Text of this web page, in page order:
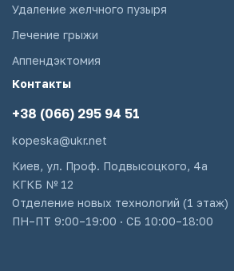
Удаление желчного пузыря
Лечение грыжи
Аппендэктомия
Контакты
+38 (066) 295 94 51
kopeska@ukr.net
Киев, ул. Проф. Подвысоцкого, 4а
КГКБ № 12
Отделение новых технологий (1 этаж)
ПН–ПТ 9:00–19:00 · СБ 10:00–18:00